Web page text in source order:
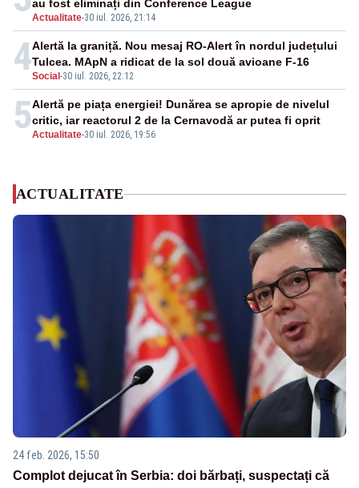
Actualitate-30 iul. 2026, 21:14
au fost eliminați din Conference League
4Social -30 iul. 2026, 22:12
Alertă la graniță. Nou mesaj RO-Alert în nordul județului
Tulcea. MApN a ridicat de la sol două avioane F-16
5Actualitate-30 iul. 2026, 19:56
Alertă pe piața energiei! Dunărea se apropie de nivelul
critic, iar reactorul 2 de la Cernavodă ar putea fi oprit
ACTUALITATE
24 feb. 2026, 15:50
Complot dejucat în Serbia: doi bărbați, suspectați că